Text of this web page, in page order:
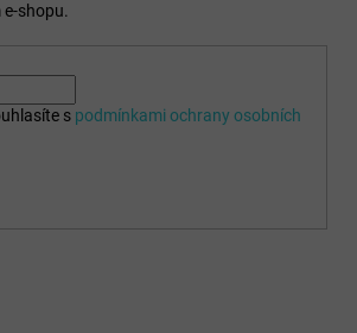
shopu.
s podmínkami ochrany osobních